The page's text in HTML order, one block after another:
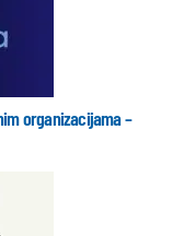
organizacijama –